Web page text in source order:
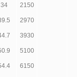
34 2150
2970
3930
5100
6150